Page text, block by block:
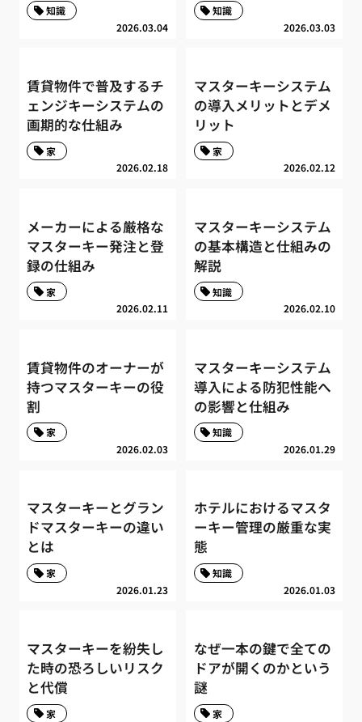
2026.03.04
知識
2026.03.03
知識
賃貸物件で普及するチ
ェンジキーシステムの
画期的な仕組み
2026.02.18
家
マスターキーシステム
の導入メリットとデメ
リット
2026.02.12
家
メーカーによる厳格な
マスターキー発注と登
録の仕組み
2026.02.11
家
マスターキーシステム
の基本構造と仕組みの
解説
2026.02.10
知識
賃貸物件のオーナーが
持つマスターキーの役
割
2026.02.03
家
マスターキーシステム
導入による防犯性能へ
の影響と仕組み
2026.01.29
知識
マスターキーとグラン
ドマスターキーの違い
とは
2026.01.23
家
ホテルにおけるマスタ
ーキー管理の厳重な実
態
2026.01.03
知識
マスターキーを紛失し
た時の恐ろしいリスク
と代償
家
なぜ一本の鍵で全ての
ドアが開くのかという
謎
家